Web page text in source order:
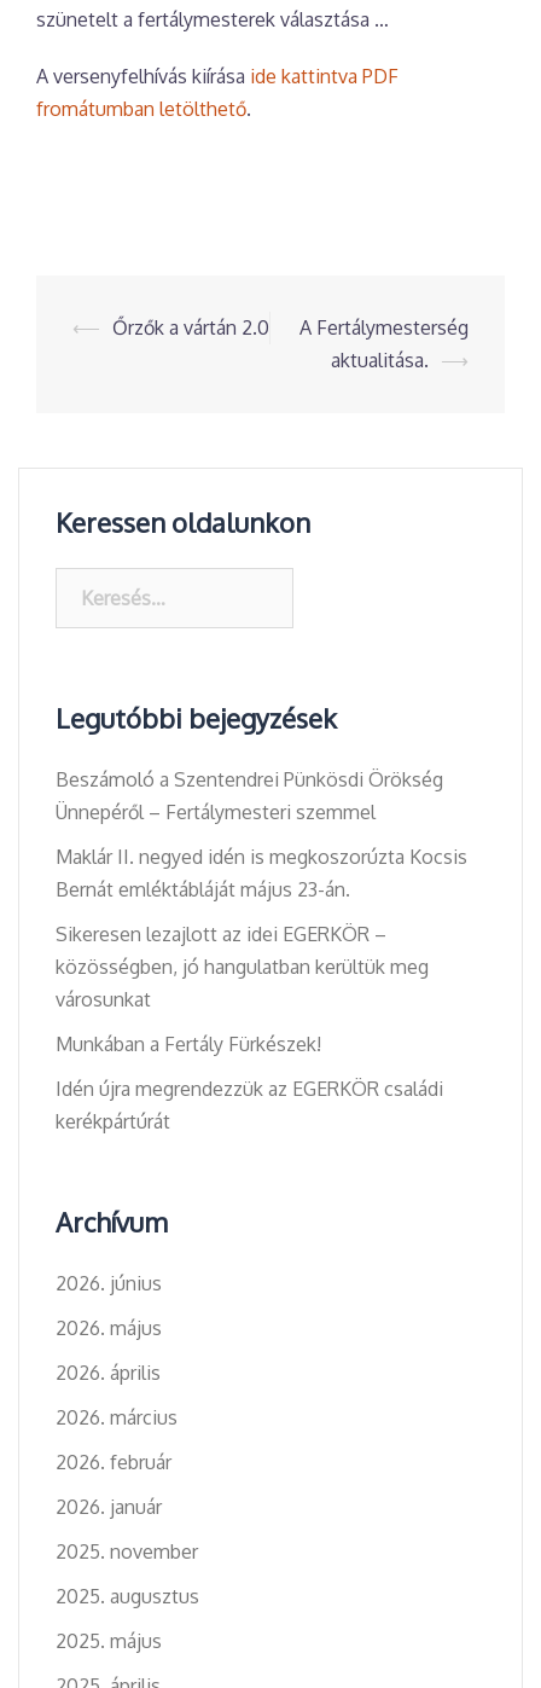
szünetelt a fertálymesterek választása …
A versenyfelhívás kiírása ide kattintva PDF
fromátumban letölthető.
Post
⟵ Őrzők a vártán 2.0
A Fertálymesterség
aktualitása. ⟶
Keressen oldalunkon
Legutóbbi bejegyzések
Beszámoló a Szentendrei Pünkösdi Örökség
Ünnepéről – Fertálymesteri szemmel
Maklár II. negyed idén is megkoszorúzta Kocsis
Bernát emléktábláját május 23-án.
Sikeresen lezajlott az idei EGERKÖR –
közösségben, jó hangulatban kerültük meg
városunkat
Munkában a Fertály Fürkészek!
Idén újra megrendezzük az EGERKÖR családi
kerékpártúrát
Archívum
2026. június
2026. május
2026. április
2026. március
2026. február
2026. január
2025. november
2025. augusztus
2025. május